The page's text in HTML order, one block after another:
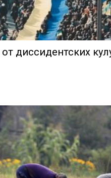
диссидентских